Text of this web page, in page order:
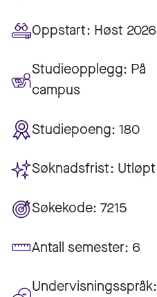
Oppstart: Høst 2026
Studieopplegg: På
campus
Studiepoeng: 180
Søknadsfrist: Utløpt
Søkekode: 7215
Antall semester: 6
Undervisningsspråk: